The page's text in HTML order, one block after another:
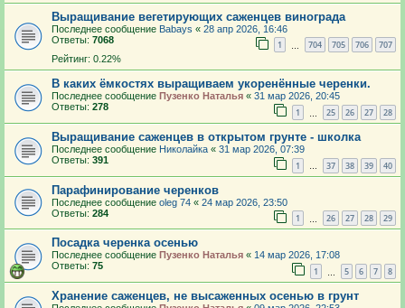
Выращивание вегетирующих саженцев винограда
Последнее сообщение Babays « 28 апр 2026, 16:46
Ответы: 7068 1 704 705 706 707
Рейтинг: 0.22%
В каких ёмкостях выращиваем укоренённые черенки.
Последнее сообщение Пузенко Наталья « 31 мар 2026, 20:45
Ответы: 278 1 25 26 27 28
Выращивание саженцев в открытом грунте - школка
Последнее сообщение Николайка « 31 мар 2026, 07:39
Ответы: 391 1 … 37 38 39 40
Парафинирование черенков
Последнее сообщение oleg 74 « 24 мар 2026, 23:50
Ответы: 284 1 26 27 28 29
Посадка черенка осенью
Последнее сообщение Пузенко Наталья « 14 мар 2026, 17:08
Ответы: 75 1 5 6 7 8
Хранение саженцев, не высаженных осенью в грунт